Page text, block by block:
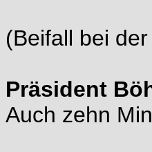
(Beifall bei
Präsident
Auch zehn